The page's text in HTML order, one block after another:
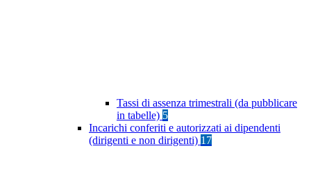
Tassi di assenza trimestrali (da pubblicare
in tabelle) 5
Incarichi conferiti e autorizzati ai dipendenti
(dirigenti e non dirigenti) 17